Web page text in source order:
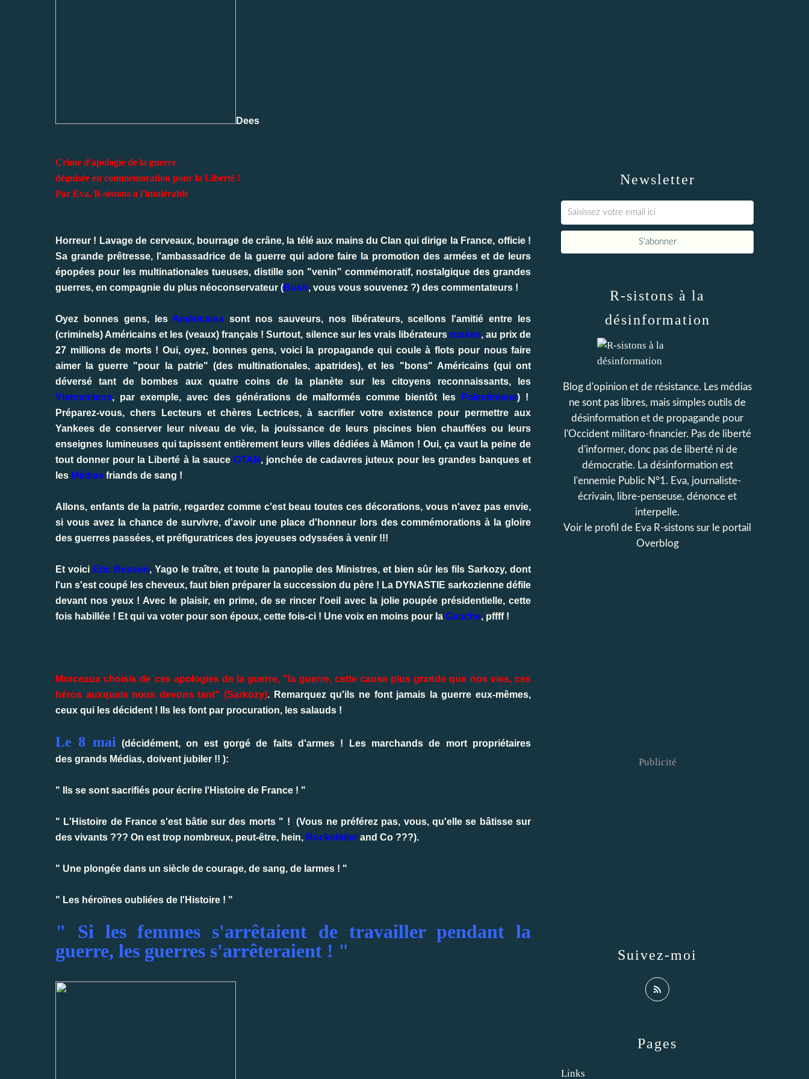
Dees
Crime d'apologie de la guerre
déguisée en commémoration pour la Liberté !
Par Eva, R-sistons à l'intolérable
Horreur ! Lavage de cerveaux, bourrage de crâne, la télé aux mains du Clan qui dirige la France, officie !
Sa grande prêtresse, l'ambassadrice de la guerre qui adore faire la promotion des armées et de leurs
épopées pour les multinationales tueuses, distille son "venin" commémoratif, nostalgique des grandes
guerres, en compagnie du plus néoconservateur (Bush, vous vous souvenez ?) des commentateurs !
Oyez bonnes gens, les Américains sont nos sauveurs, nos libérateurs, scellons l'amitié entre les
(criminels) Américains et les (veaux) français ! Surtout, silence sur les vrais libérateurs russes, au prix de
27 millions de morts ! Oui, oyez, bonnes gens, voici la propagande qui coule à flots pour nous faire
aimer la guerre "pour la patrie" (des multinationales, apatrides), et les "bons" Américains (qui ont
déversé tant de bombes aux quatre coins de la planète sur les citoyens reconnaissants, les
Vietnamiens, par exemple, avec des générations de malformés comme bientôt les Palestiniens) !
Préparez-vous, chers Lecteurs et chères Lectrices, à sacrifier votre existence pour permettre aux
Yankees de conserver leur niveau de vie, la jouissance de leurs piscines bien chauffées ou leurs
enseignes lumineuses qui tapissent entièrement leurs villes dédiées à Mâmon ! Oui, ça vaut la peine de
tout donner pour la Liberté à la sauce OTAN , jonchée de cadavres juteux pour les grandes banques et
les Médias friands de sang !
Allons, enfants de la patrie, regardez comme c'est beau toutes ces décorations, vous n'avez pas envie,
si vous avez la chance de survivre, d'avoir une place d'honneur lors des commémorations à la gloire
des guerres passées, et préfiguratrices des joyeuses odyssées à venir !!!
Et voici Eric Besson, Yago le traître, et toute la panoplie des Ministres, et bien sûr les fils Sarkozy, dont
l'un s'est coupé les cheveux, faut bien préparer la succession du père ! La DYNASTIE sarkozienne défile
devant nos yeux ! Avec le plaisir, en prime, de se rincer l'oeil avec la jolie poupée présidentielle, cette
fois habillée ! Et qui va voter pour son époux, cette fois-ci ! Une voix en moins pour la Gauche, pffff !
Morceaux choisis de ces apologies de la guerre, "la guerre, cette cause plus grande que nos vies, ces
héros auxquels nous devons tant" (Sarkozy). Remarquez qu'ils ne font jamais la guerre eux-mêmes,
ceux qui les décident ! Ils les font par procuration, les salauds !
Le 8 mai (décidément, on est gorgé de faits d'armes ! Les marchands de mort propriétaires
des grands Médias, doivent jubiler !! ):
" Ils se sont sacrifiés pour écrire l'Histoire de France ! "
" L'Histoire de France s'est bâtie sur des morts " ! (Vous ne préférez pas, vous, qu'elle se bâtisse sur
des vivants ??? On est trop nombreux, peut-être, hein, Rockefeller and Co ???).
" Une plongée dans un siècle de courage, de sang, de larmes ! "
" Les héroïnes oubliées de l'Histoire ! "
" Si les femmes s'arrêtaient de travailler pendant la
guerre, les guerres s'arrêteraient ! "
Newsletter
Pages
Links
R-sistons à la
désinformation
Blog d'opinion et de résistance. Les médias
ne sont pas libres, mais simples outils de
désinformation et de propagande pour
l'Occident militaro-financier. Pas de liberté
d'informer, donc pas de liberté ni de
démocratie. La désinformation est
l'ennemie Public N°1. Eva, journaliste-
écrivain, libre-penseuse, dénonce et
interpelle.
Voir le profil de Eva R-sistons sur le portail
Overblog
Suivez-moi
Publicité